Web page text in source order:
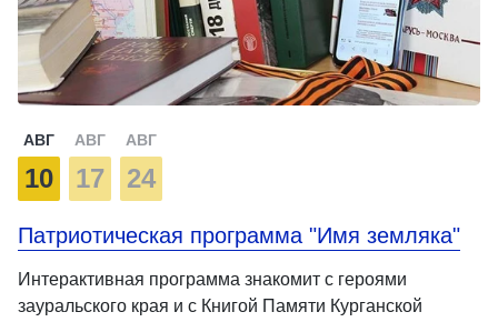
АВГ
10
АВГ
17
АВГ
24
Патриотическая программа "Имя земляка"
Интерактивная программа знакомит с героями
зауральского края и с Книгой Памяти Курганской